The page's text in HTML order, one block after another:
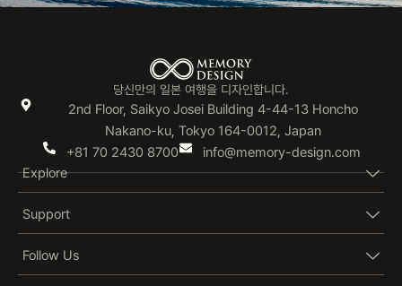
당신만의 일본 여행을 디자인합니다.
2nd Floor, Saikyo Josei Building 4-44-13 Honcho
Nakano-ku, Tokyo 164-0012, Japan
+81 70 2430 8700
info@memory-design.com
Explore
Support
Follow Us